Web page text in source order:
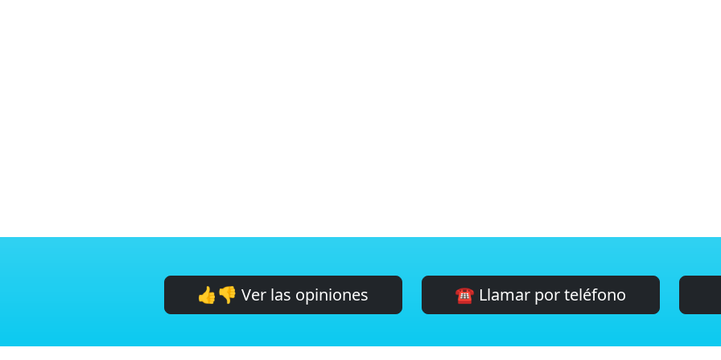
👍👎 Ver las opiniones ☎️ Llamar por teléfono